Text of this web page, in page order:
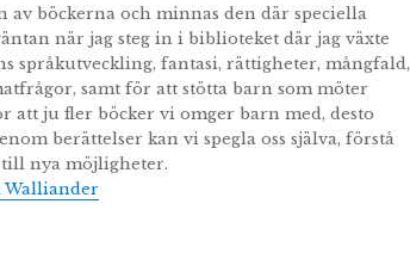
böckerna och minnas den där speciella
när jag steg in i biblioteket där jag växte
språkutveckling, fantasi, rättigheter, mångfald,
samt för att stötta barn som möter
att ju fler böcker vi omger barn med, desto
berättelser kan vi spegla oss själva, förstå
nya möjligheter.
Walliander